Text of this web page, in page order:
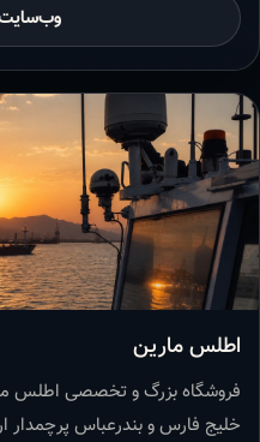
وب‌سایت
اطلس مارین
خلیج فارس و بندرعباس پرچمدار